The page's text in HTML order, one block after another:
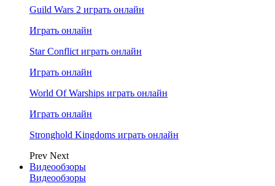
Guild Wars 2 играть онлайн
Играть онлайн
Star Conflict играть онлайн
Играть онлайн
World Of Warships играть онлайн
Играть онлайн
Stronghold Kingdoms играть онлайн
Prev Next
Видеообзоры
Видеообзоры